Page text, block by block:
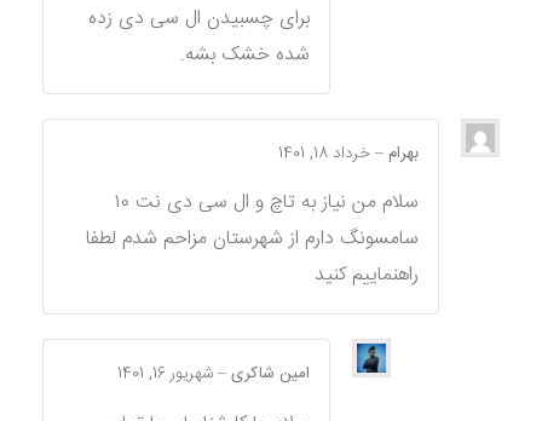
برای چسبیدن ال سی دی زده
شده خشک بشه.
بهرام –خرداد 18, 1401
سلام من نیاز به تاچ و ال سی دی نت ۱۰
سامسونگ دارم از شهرستان مزاحم شدم لطفا
راهنماییم کنید
امین شاکری–شهریور 16, 1401